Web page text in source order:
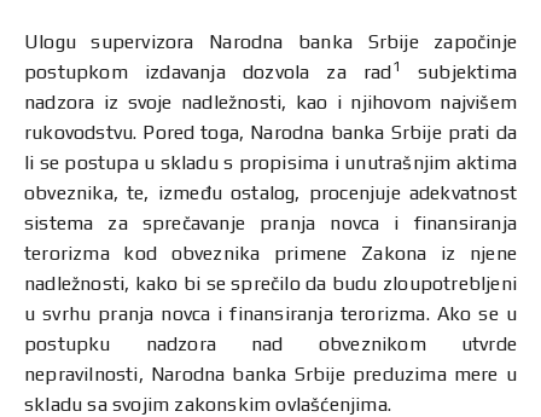
Ulogu supervizora Narodna banka Srbije započinje
postupkom izdavanja dozvola za rad1
subjektima
nadzora iz svoje nadležnosti, kao i njihovom najvišem
rukovodstvu. Pored toga, Narodna banka Srbije prati da
li se postupa u skladu s propisima i unutrašnjim aktima
obveznika, te, između ostalog, procenjuje adekvatnost
sistema za sprečavanje pranja novca i finansiranja
terorizma kod obveznika primene Zakona iz njene
nadležnosti, kako bi se sprečilo da budu zloupotrebljeni
u svrhu pranja novca i finansiranja terorizma. Ako se u
postupku nadzora nad obveznikom utvrde
nepravilnosti, Narodna banka Srbije preduzima mere u
skladu sa svojim zakonskim ovlašćenjima.